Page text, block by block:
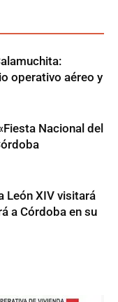
operativo aéreo y
Nacional del
León XIV visitará
a Córdoba en su